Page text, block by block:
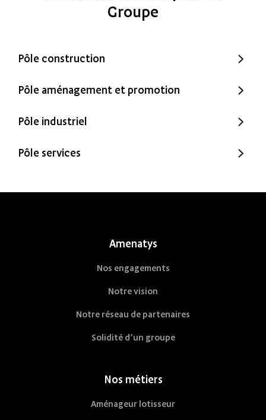
Groupe
Pôle construction
Trecobat
Extenbois
Mureno
Pôle aménagement et promotion
Amenatys
Office Santé – Marque partenaire
Pôle industriel
Murébois
Pôle services
Amenatys
Nos engagements
Notre vision
Notre réseau de partenaires
Solidité d’un groupe
Nos métiers
Aménageur lotisseur